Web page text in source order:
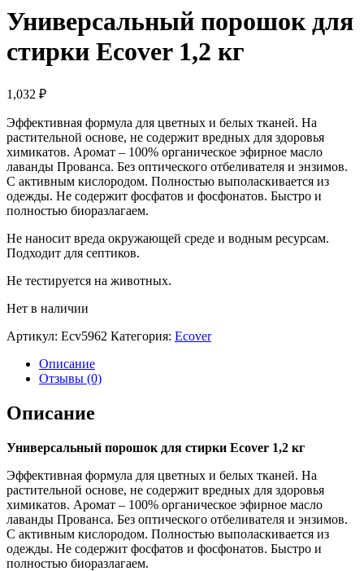
Универсальный порошок для
стирки Ecover 1,2 кг
1,032 ₽
Эффективная формула для цветных и белых тканей. На
растительной основе, не содержит вредных для здоровья
химикатов. Аромат – 100% органическое эфирное масло
лаванды Прованса. Без оптического отбеливателя и энзимов.
С активным кислородом. Полностью выполаскивается из
одежды. Не содержит фосфатов и фосфонатов. Быстро и
полностью биоразлагаем.
Не наносит вреда окружающей среде и водным ресурсам.
Подходит для септиков.
Не тестируется на животных.
Нет в наличии
Артикул: Ecv5962 Категория: Ecover
Описание
Отзывы (0)
Описание
Универсальный порошок для стирки Ecover 1,2 кг
Эффективная формула для цветных и белых тканей. На
растительной основе, не содержит вредных для здоровья
химикатов. Аромат – 100% органическое эфирное масло
лаванды Прованса. Без оптического отбеливателя и энзимов.
С активным кислородом. Полностью выполаскивается из
одежды. Не содержит фосфатов и фосфонатов. Быстро и
полностью биоразлагаем.